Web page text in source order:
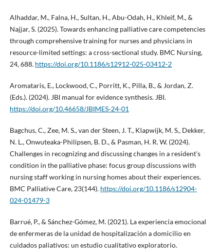
Alhaddar, M., Falna, H., Sultan, H., Abu-Odah, H., Khleif, M., &
Najjar, S. (2025). Towards enhancing palliative care competencies
through comprehensive training for nurses and physicians in
resource-limited settings: a cross-sectional study. BMC Nursing,
24, 688. https://doi.org/10.1186/s12912-025-03412-2
Aromataris, E., Lockwood, C., Porritt, K., Pilla, B., & Jordan, Z.
(Eds.). (2024). JBI manual for evidence synthesis. JBI.
https://doi.org/10.46658/JBIMES-24-01
Bagchus, C., Zee, M. S., van der Steen, J. T., Klapwijk, M. S., Dekker,
N. L., Onwuteaka-Philipsen, B. D., & Pasman, H. R. W. (2024).
Challenges in recognizing and discussing changes in a resident's
condition in the palliative phase: focus group discussions with
nursing staff working in nursing homes about their experiences.
BMC Palliative Care, 23(144). https://doi.org/10.1186/s12904-
024-01479-3
Barrué, P., & Sánchez-Gómez, M. (2021). La experiencia emocional
de enfermeras de la unidad de hospitalización a domicilio en
cuidados paliativos: un estudio cualitativo exploratorio.